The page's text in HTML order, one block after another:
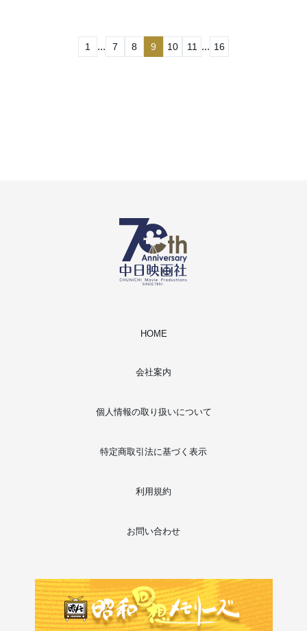
1 ... 7 8 9 10 11 ... 16
HOME
会社案内
個人情報の取り扱いについて
特定商取引法に基づく表示
利用規約
お問い合わせ